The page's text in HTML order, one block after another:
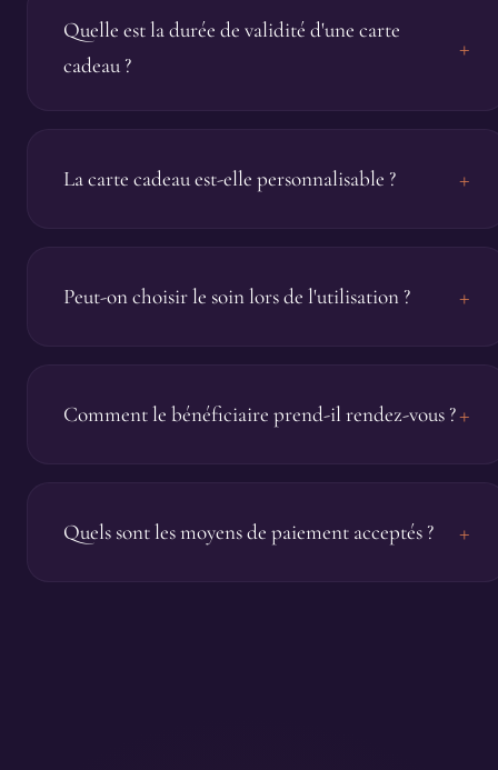
Quelle est la durée de validité d'une carte
cadeau ?
+
La carte cadeau est-elle personnalisable ? +
Peut-on choisir le soin lors de l'utilisation ? +
Comment le bénéficiaire prend-il rendez-vous ?+
Quels sont les moyens de paiement acceptés ? +